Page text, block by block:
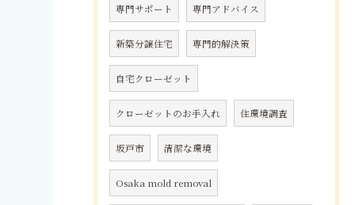
専門サポート 専門アドバイス
新築分譲住宅 専門的解決策
自宅クローゼット
クローゼットのお手入れ 住環境調査
坂戸市 清潔な環境
Osaka mold removal